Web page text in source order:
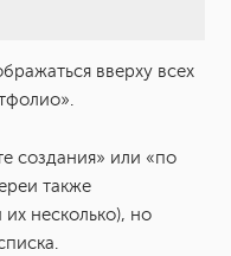
вверху всех
создания» или «по
также
несколько), но